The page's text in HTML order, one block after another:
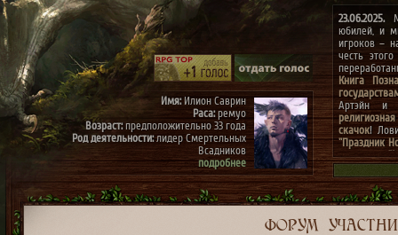
23.06.2025.
юбилей, и
игроков –
честь
Книга
Артэйн и
скачок!
"Праздник
конкурсах
архиве"(до
к
Имя:Илион Саврин
Раса:ремуо
Возраст:предположительно 33 года
Род деятельности:лидер Смертельных
Всадников
подробнее
Имя:Тэрис
Раса:ремуо
Возраст:предположительно 30 лет
ФОРУМ